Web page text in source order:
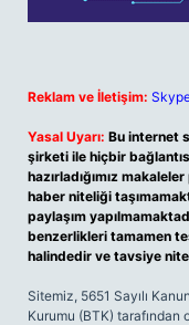
Reklam ve İletişim:
Yasal Uyarı: Bu internet
şirketi ile hiçbir
hazırladığımız
haber niteliği
paylaşım
benzerlikleri tamamen
halindedir ve tavsiye
Sitemiz, 5651 Sayılı
Kurumu (BTK) tarafından